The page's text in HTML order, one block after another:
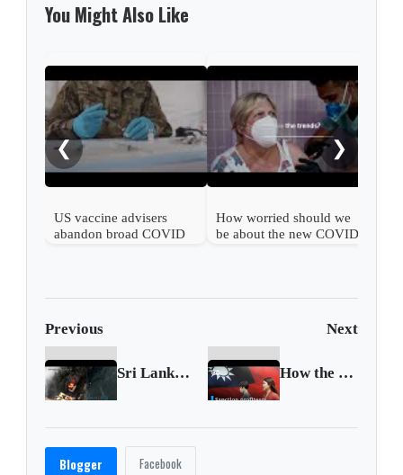
You Might Also Like
❮
US vaccine advisers
abandon broad COVID
How worried should we
be about the new COVID
❯
Previous Next
Sri Lanka to sue owner of leaking supertanker How the US' China sanctions boost Taiwan's exports
Blogger Facebook